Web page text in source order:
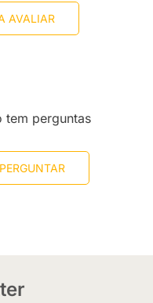
AVALIAR
tem perguntas